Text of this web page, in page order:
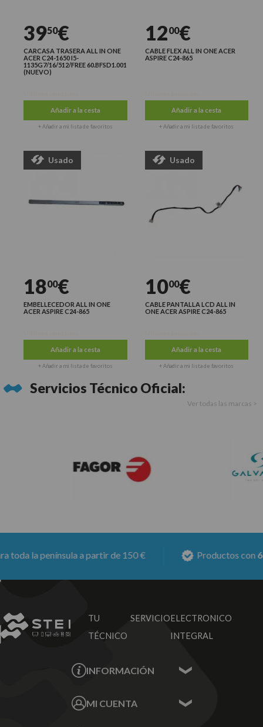
3950€
CARCASA TRASERA ALL IN ONE
ACER C24-1650 I5-
1135G7/16/512/FREE 60.BFSD1.001
(NUEVO)
Añadir a la cesta
+ Añadir a mi lista de favoritos
1200€
CABLE FLEX ALL IN ONE ACER
ASPIRE C24-865
Añadir a la cesta
+ Añadir a mi lista de favoritos
Usado
1800€
EMBELLECEDOR ALL IN ONE
ACER ASPIRE C24-865
Añadir a la cesta
+ Añadir a mi lista de favoritos
Usado
1000€
CABLE PANTALLA LCD ALL IN
ONE ACER ASPIRE C24-865
Añadir a la cesta
+ Añadir a mi lista de favoritos
Servicios Técnico Oficial:
Ver todas las marcas >
la península a partir de 150 € Productos con 6
TU SERVICIO
TÉCNICO
ELECTRONICO
INTEGRAL
INFORMACIÓN
Sobre nosotros
MI CUENTA